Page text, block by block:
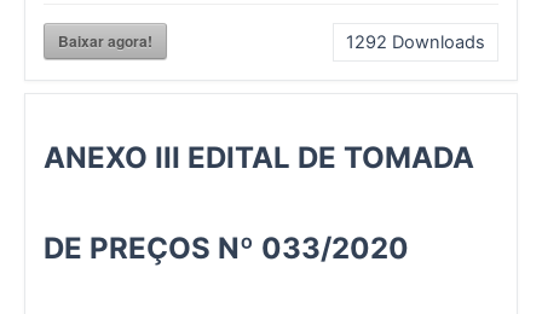
Baixar agora! 1292 Downloads
ANEXO III EDITAL DE TOMADA
DE PREÇOS Nº 033/2020